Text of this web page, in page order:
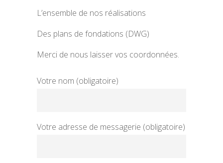
L’ensemble de nos réalisations
Des plans de fondations (DWG)
Merci de nous laisser vos coordonnées.
Votre nom (obligatoire)
Votre adresse de messagerie (obligatoire)